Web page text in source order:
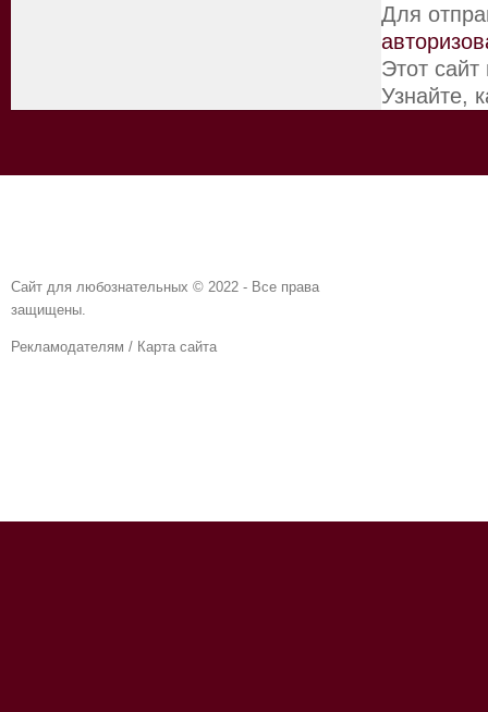
Для
Этот
Узнайте,
Сайт для любознательных © 2022 - Все права
защищены.
Рекламодателям / Карта сайта